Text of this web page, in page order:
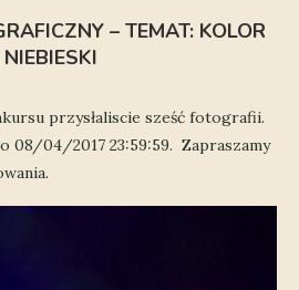
– TEMAT: KOLOR
NIEBIESKI
przysłaliscie sześć fotografii.
08/04/2017 23:59:59. Zapraszamy